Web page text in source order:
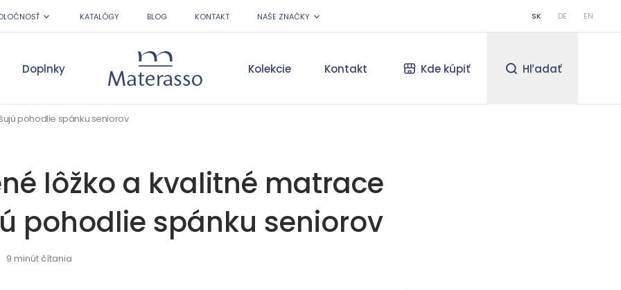
KATALÓGY BLOG KONTAKT NAŠE ZNAČKY SK DE EN
Materasso Kolekcie Kontakt Kde kúpiť Hľadať
Doplnky
pohodlie spánku seniorov
lôžko a kvalitné matrace
pohodlie spánku seniorov
9 minút čítania